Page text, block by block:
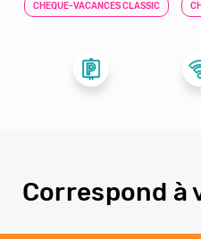
CHEQUE-VACANCES CLASSIC
Correspond à